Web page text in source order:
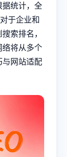
据统计，全
于企业和
索排名，
络将从多个
与网站适配